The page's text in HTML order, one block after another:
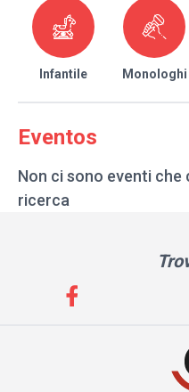
Infantile Monologhi
Eventos
Non ci sono eventi
ricerca